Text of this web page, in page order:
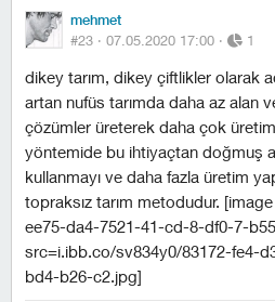
mehmet
#23 · 07.05.2020 17:00 · 1
dikey tarım, dikey çiftlikler olarak
artan nufüs tarımda daha az alan
çözümler üreterek daha çok
yöntemide bu ihtiyaçtan doğmuş
kullanmayı ve daha fazla üretim
topraksız tarım metodudur.
ee75-da4-7521-41-cd-8-df0-7-
src=i.ibb.co/sv834y0/83172-fe4-
bd4-b26-c2.jpg]